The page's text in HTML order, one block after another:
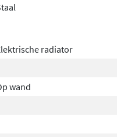
radiator
wand